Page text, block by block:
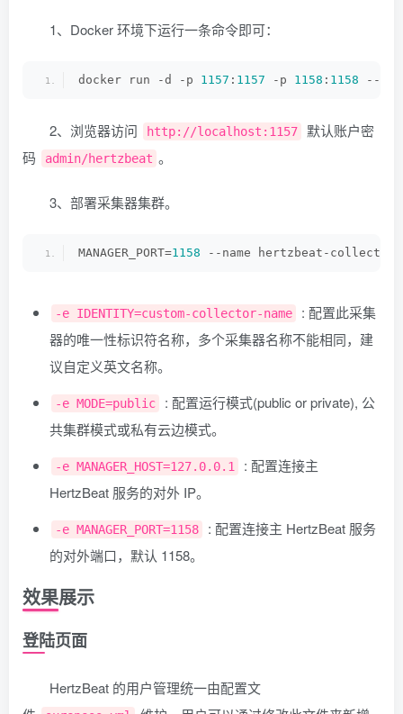
1、Docker 环境下运行一条命令即可：
docker run -d -p 1157 : 1157 -p 1158 : 1158 --
2、浏览器访问 http://localhost:1157
默认账户密
码
admin/hertzbeat 。
3、部署采集器集群。
MANAGER_PORT=1158 --name hertzbeat-
-e IDENTITY=custom-collector-name
: 配置此采集
器的唯一性标识符名称，多个采集器名称不能相同，建
议自定义英文名称。
-e MODE=public
: 配置运行模式(public or private), 公
共集群模式或私有云边模式。
-e MANAGER_HOST=127.0.0.1
: 配置连接主
HertzBeat 服务的对外 IP。
-e MANAGER_PORT=1158
: 配置连接主 HertzBeat 服务
的对外端口，默认 1158。
效果展示
登陆页面
HertzBeat 的用户管理统一由配置文